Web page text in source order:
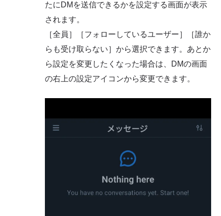
たにDMを送信できるかを設定する画面が表示
されます。
［全員］［フォローしているユーザー］［誰か
らも受け取らない］から選択できます。あとか
ら設定を変更したくなった場合は、DMの画面
の右上の設定アイコンから変更できます。